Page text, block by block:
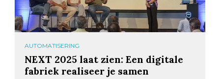
AUTOMATISERING
NEXT 2025 laat zien: Een digitale
fabriek realiseer je samen